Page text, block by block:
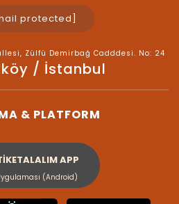
protected]
Zülfü Demirbağ Cadddesi. No: 24
/ İstanbul
& PLATFORM
APP
(Android)